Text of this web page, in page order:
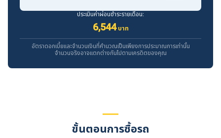
ประเมินค่าผ่อนชำระรายเดือน:
6,544 บาท
อัตราดอกเบี้ยและจำนวนเงินที่คำนวณเป็นเพียงการประมาณการเท่านั้น
จำนวนจริงอาจแตกต่างกันไปตามเครดิตของคุณ
ขั้นตอนการซื้อรถ